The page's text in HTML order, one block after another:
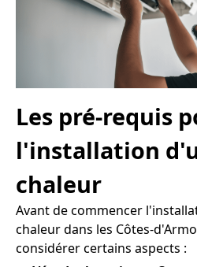
Les pré-requis
l'installation
chaleur
Avant de commencer
chaleur dans les Côtes-
considérer certains aspects :